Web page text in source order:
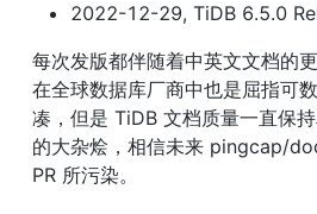
2022-12-29, TiDB 6.5.0
每次发版都伴随着中英文文档的
在全球数据库厂商中也是屈指可
凑，但是 TiDB 文档质量一直保
的大杂烩，相信未来 pingcap/
PR 所污染。